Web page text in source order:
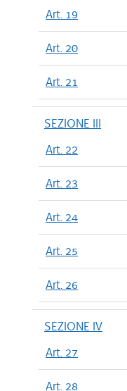
Art. 19
Art. 20
Art. 21
SEZIONE III
Art. 22
Art. 23
Art. 24
Art. 25
Art. 26
SEZIONE IV
Art. 27
Art. 28